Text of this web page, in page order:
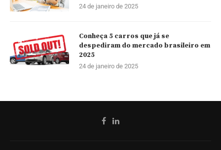
24 de janeiro de 2025
Conheça 5 carros que já se
despediram do mercado brasileiro em
2025
24 de janeiro de 2025